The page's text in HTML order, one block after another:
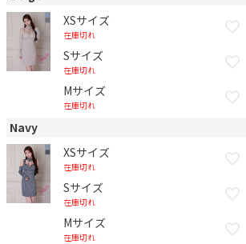
XSサイズ
在庫切れ
Sサイズ
在庫切れ
Mサイズ
在庫切れ
Navy
XSサイズ
在庫切れ
Sサイズ
在庫切れ
Mサイズ
在庫切れ